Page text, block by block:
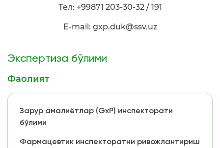
Тел: +99871 203-30-32 / 191
E-mail: gxp.duk@ssv.uz
Экспертиза бўлими
Фаолият
Зарур амалиётлар (GxP) инспекторати
бўлими
Фармацевтик инспекторатни ривожлантириш